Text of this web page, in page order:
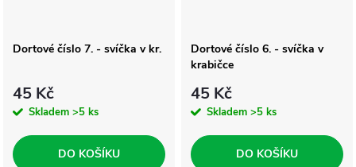
Dortové číslo 7. - svíčka v kr.
45 Kč
Skladem >5 ks
DO KOŠÍKU
Dortové číslo 6. - svíčka v
krabičce
45 Kč
Skladem >5 ks
DO KOŠÍKU